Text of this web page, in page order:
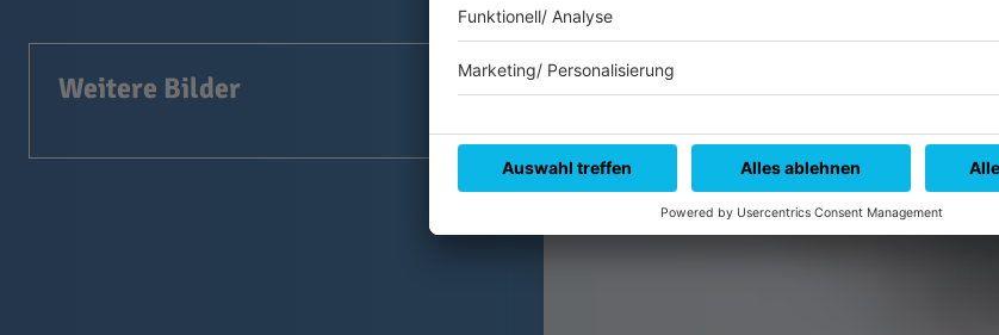
Weitere Bilder
Uwe Anspach/dpa